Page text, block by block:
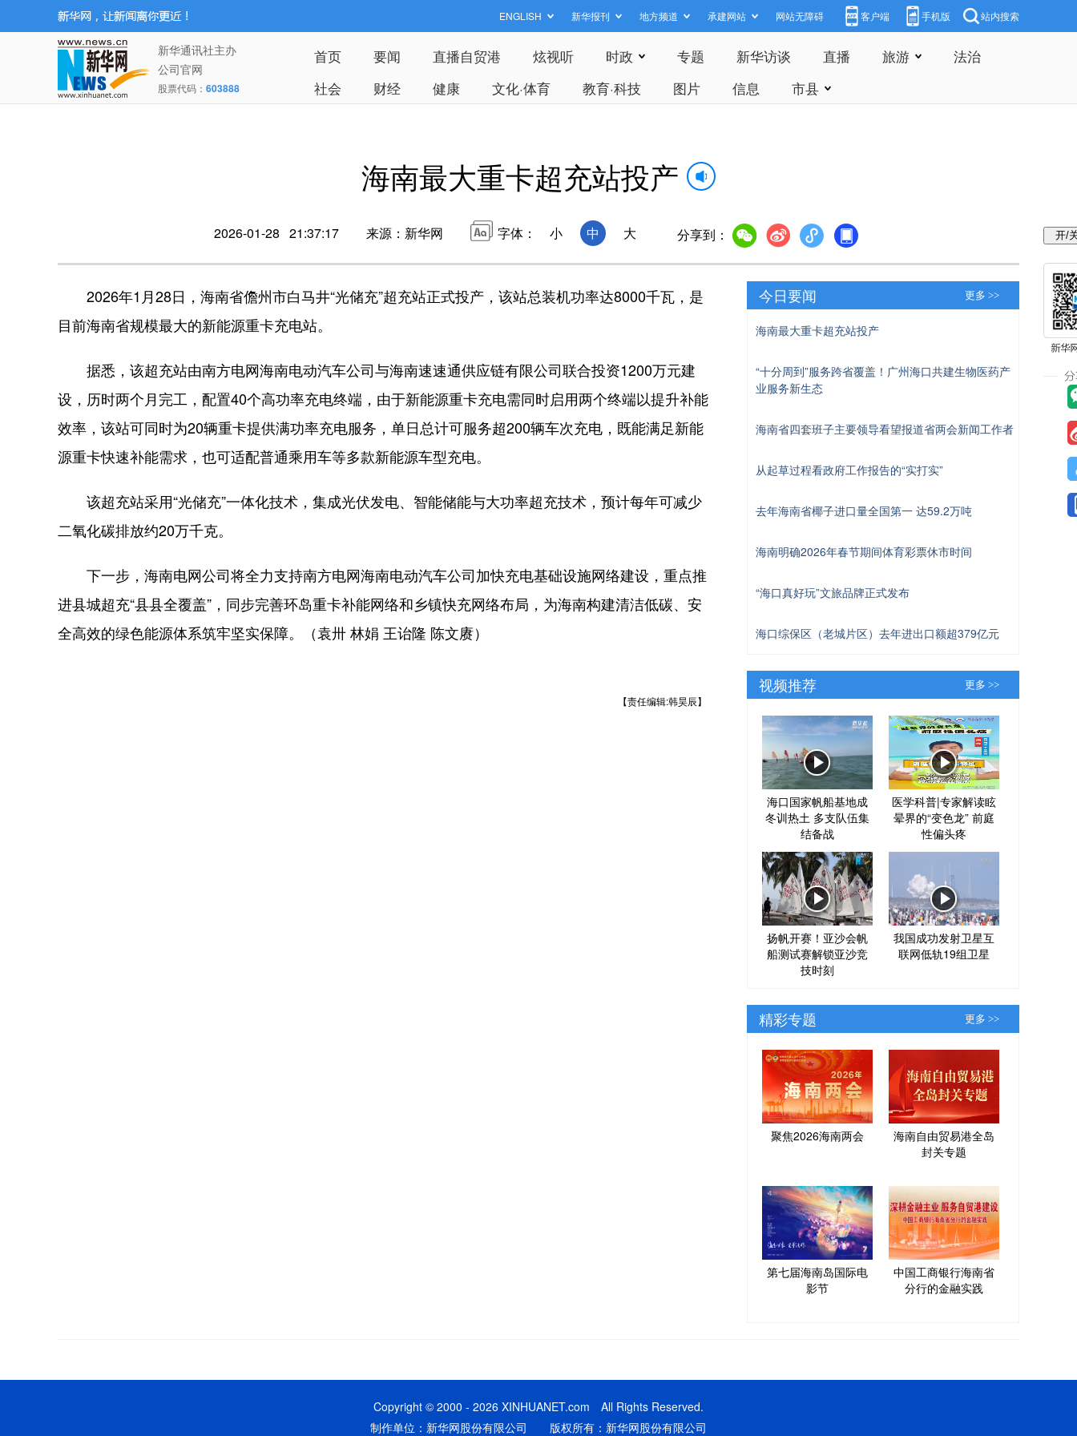
ENGLISH 新华报刊 地方频道 承建网站 网站无障碍 客户端 手机版 站内搜索
新华通讯社主办
公司官网
股票代码： 603888
首页 要闻 直播自贸港 炫视听 时政 专题 新华访谈 直播 旅游
法治
社会
财经 健康 文化·体育 教育·科技 图片 信息 市县
海南最大重卡超充站投产
2026-01-28 21:37:17 来源：新华网 字体： 小 中 大 分享到：
2026年1月28日，海南省儋州市白马井“光储充”超充站正式投产，该站总装机功率达8000千瓦，是
目前海南省规模最大的新能源重卡充电站。
据悉，该超充站由南方电网海南电动汽车公司与海南速速通供应链有限公司联合投资1200万元建
设，历时两个月完工，配置40个高功率充电终端，由于新能源重卡充电需同时启用两个终端以提升补能
效率，该站可同时为20辆重卡提供满功率充电服务，单日总计可服务超200辆车次充电，既能满足新能
源重卡快速补能需求，也可适配普通乘用车等多款新能源车型充电。
该超充站采用“光储充”一体化技术，集成光伏发电、智能储能与大功率超充技术，预计每年可减少
二氧化碳排放约20万千克。
下一步，海南电网公司将全力支持南方电网海南电动汽车公司加快充电基础设施网络建设，重点推
进县城超充“县县全覆盖”，同步完善环岛重卡补能网络和乡镇快充网络布局，为海南构建清洁低碳、安
全高效的绿色能源体系筑牢坚实保障。（袁卅 林娟 王诒隆 陈文赓）
【责任编辑:韩昊辰】
今日要闻 更多 >>
海南最大重卡超充站投产
“十分周到”服务跨省覆盖！广州海口共建生物医药产
业服务新生态
海南省四套班子主要领导看望报道省两会新闻工作者
从起草过程看政府工作报告的“实打实”
去年海南省椰子进口量全国第一 达59.2万吨
海南明确2026年春节期间体育彩票休市时间
“海口真好玩”文旅品牌正式发布
海口综保区（老城片区）去年进出口额超379亿元
视频推荐 更多 >>
海口国家帆船基地成
冬训热土 多支队伍集
结备战
医学科普|专家解读眩
晕界的“变色龙” 前庭
性偏头疼
扬帆开赛！亚沙会帆
船测试赛解锁亚沙竞
技时刻
我国成功发射卫星互
联网低轨19组卫星
精彩专题 更多 >>
聚焦2026海南两会
海南自由贸易港全岛
封关专题
第七届海南岛国际电
影节
中国工商银行海南省
分行的金融实践
Copyright © 2000 - 2026 XINHUANET.com All Rights Reserved.
制作单位：新华网股份有限公司 版权所有：新华网股份有限公司